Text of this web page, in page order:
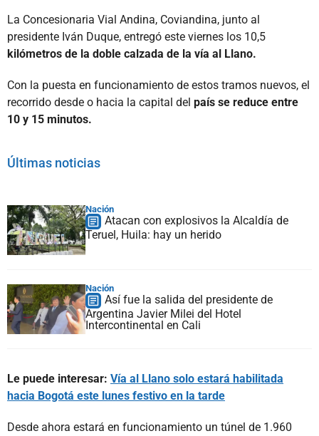
La Concesionaria Vial Andina, Coviandina, junto al
presidente Iván Duque, entregó este viernes los 10,5
kilómetros de la doble calzada de la vía al Llano.
Con la puesta en funcionamiento de estos tramos nuevos, el
recorrido desde o hacia la capital del país se reduce entre
10 y 15 minutos.
Últimas noticias
Nación
Atacan con explosivos la Alcaldía de
Teruel, Huila: hay un herido
Nación
Así fue la salida del presidente de
Argentina Javier Milei del Hotel
Intercontinental en Cali
Le puede interesar: Vía al Llano solo estará habilitada
hacia Bogotá este lunes festivo en la tarde
Desde ahora estará en funcionamiento un túnel de 1.960